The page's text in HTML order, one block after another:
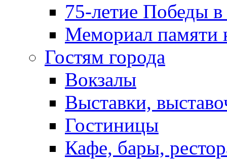
75-летие Победы
Мемориал памяти
Гостям города
Вокзалы
Выставки,
Гостиницы
Кафе, бары,